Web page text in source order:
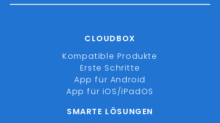
CLOUDBOX
Kompatible Produkte
Erste Schritte
App für Android
App für iOS/iPadOS
SMARTE LÖSUNGEN